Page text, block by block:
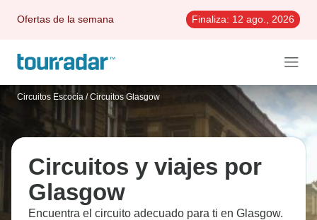
Ofertas de la semana Finaliza: 12 ago., 2026
Circuitos Escocia / Circuitos Glasgow
Circuitos y viajes por
Glasgow
Encuentra el circuito adecuado para ti en Glasgow.